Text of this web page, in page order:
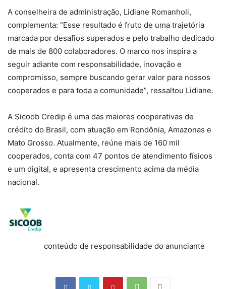
A conselheira de administração, Lidiane Romanholi,
complementa: “Esse resultado é fruto de uma trajetória
marcada por desafios superados e pelo trabalho dedicado
de mais de 800 colaboradores. O marco nos inspira a
seguir adiante com responsabilidade, inovação e
compromisso, sempre buscando gerar valor para nossos
cooperados e para toda a comunidade”, ressaltou Lidiane.
A Sicoob Credip é uma das maiores cooperativas de
crédito do Brasil, com atuação em Rondônia, Amazonas e
Mato Grosso. Atualmente, reúne mais de 160 mil
cooperados, conta com 47 pontos de atendimento físicos
e um digital, e apresenta crescimento acima da média
nacional.
conteúdo de responsabilidade do anunciante